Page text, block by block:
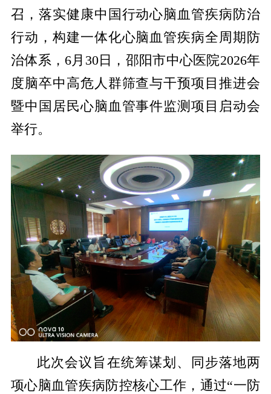
召，落实健康中国行动心脑血管疾病防治
行动，构建一体化心脑血管疾病全周期防
治体系，6月30日，邵阳市中心医院2026年
度脑卒中高危人群筛查与干预项目推进会
暨中国居民心脑血管事件监测项目启动会
举行。
此次会议旨在统筹谋划、同步落地两
项心脑血管疾病防控核心工作，通过“一防